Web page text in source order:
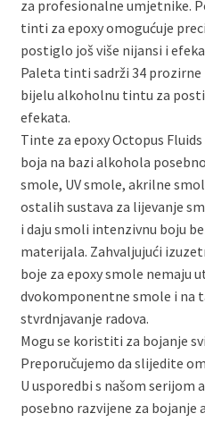
za profesionalne umjetnike.
tinti za epoxy omogućuje
postiglo još više nijansi i
Paleta tinti sadrži 34 prozirne
bijelu alkoholnu tintu za
efekata.
Tinte za epoxy Octopus
boja na bazi alkohola
smole, UV smole, akrilne
ostalih sustava za lijevanje
i daju smoli intenzivnu boju
materijala. Zahvaljujući
boje za epoxy smole nemaju
dvokomponentne smole i na
stvrdnjavanje radova.
Mogu se koristiti za bojanje
Preporučujemo da slijedite
U usporedbi s našom
posebno razvijene za